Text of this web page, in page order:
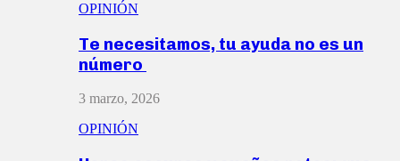
OPINIÓN
Te necesitamos, tu ayuda no es un
número
3 marzo, 2026
OPINIÓN